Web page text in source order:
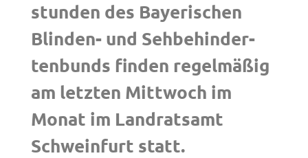
stun­den des Baye­ri­schen
Blin­den- und Sehbe­hin­der­
ten­bunds finden regel­mä­ßig
am letz­ten Mitt­woch im
Monat im Land­rats­amt
Schwein­furt statt.
Zweck:
Speicherung Einwilligung Datenschutzhinweise
Cookie Laufzeit:
1 Jahr
Frontend Benutzer
Name:
fe_typo_user